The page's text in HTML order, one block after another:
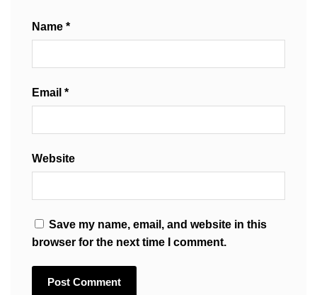
Name *
Email *
Website
Save my name, email, and website in this
browser for the next time I comment.